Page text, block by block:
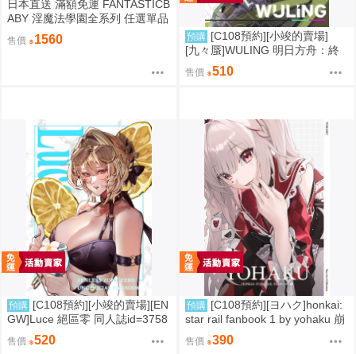
日本直送 滿額免運 FANTASTICB
ABY 淫魔法學園全系列 任選單品
/ 3位學妹豪華全套組 疾風雷神
售價 1560 預購 [C108預約][小竣的賣場]
[九々蜃]WULING 明日方舟：終
末地 同人誌id=3774619
售價 510
預購 [C108預約][小竣的賣場][EN
GW]Luce 絕區零 同人誌id=3758
售價 520
預購 [C108預約][ヨハク]honkai:
star rail fanbook 1 by yohaku 崩
壞：星穹鐵道 同人誌id=3767971
售價 390